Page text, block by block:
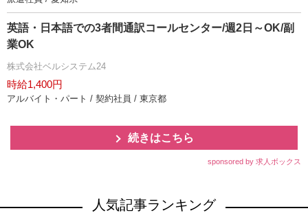
英語・日本語での3者間通訳コールセンター/週2日～OK/副
業OK
株式会社ベルシステム24
時給1,400円
アルバイト・パート / 契約社員 / 東京都
続きはこちら
sponsored by 求人ボックス
人気記事ランキング